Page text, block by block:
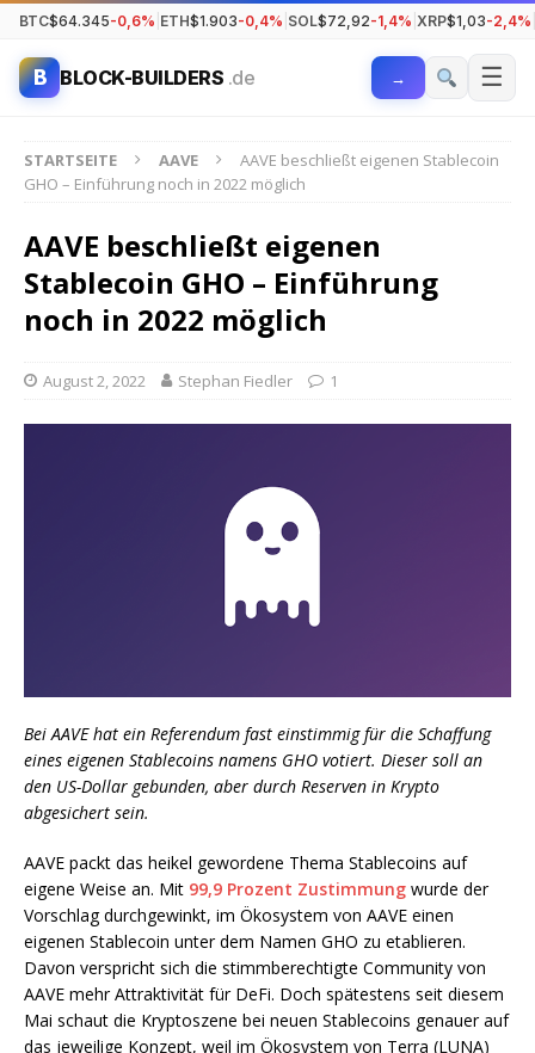
BTC$64.345-0,6% ETH$1.903-0,4% SOL$72,92-1,4% XRP$1,03-2,4%
B BLOCK-BUILDERS .de → ☰
STARTSEITE AAVE
AAVE beschließt eigenen Stablecoin
GHO – Einführung noch in 2022 möglich
AAVE beschließt eigenen
Stablecoin GHO – Einführung
noch in 2022 möglich
August 2, 2022 Stephan Fiedler 1
Bei AAVE hat ein Referendum fast einstimmig für die Schaffung
eines eigenen Stablecoins namens GHO votiert. Dieser soll an
den US-Dollar gebunden, aber durch Reserven in Krypto
abgesichert sein.
AAVE packt das heikel gewordene Thema Stablecoins auf
eigene Weise an. Mit 99,9 Prozent Zustimmung wurde der
Vorschlag durchgewinkt, im Ökosystem von AAVE einen
eigenen Stablecoin unter dem Namen GHO zu etablieren.
Davon verspricht sich die stimmberechtigte Community von
AAVE mehr Attraktivität für DeFi. Doch spätestens seit diesem
Mai schaut die Kryptoszene bei neuen Stablecoins genauer auf
das jeweilige Konzept, weil im Ökosystem von Terra (LUNA)